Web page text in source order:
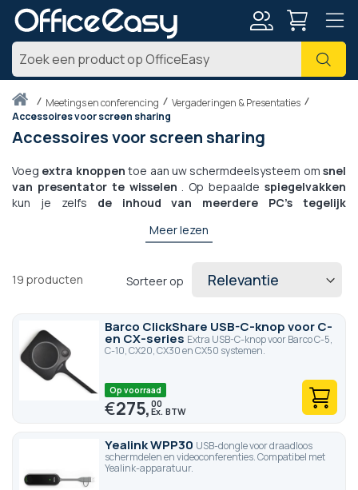
Zoek
Thuismeetings en conferencing
Vergaderingen & Presentaties
Accessoires voor screen sharing
Accessoires voor screen sharing
Voeg extra knoppen toe aan uw schermdeelsysteem om snel
van presentator te wisselen . Op bepaaldespiegelvakken
kun je zelfs de inhoud van meerdere PC's tegelijk
kunnen USB-A, USB-C of HDMI worden aangesloten, afhankelijk
voorzien van eigen stroomen hoeven niet te worden
Meer lezen
19 producten Sorteer op
Barco ClickShare USB-C-knop voor C-
en CX-series Extra USB-C-knop voor Barco C-5,
C-10, CX20, CX30 en CX50 systemen.
Op voorraad
€275,00
Yealink WPP30 USB-dongle voor draadloos
schermdelen en videoconferenties. Compatibel met
Yealink-apparatuur.